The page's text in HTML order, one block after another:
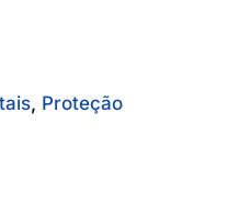
, Proteção